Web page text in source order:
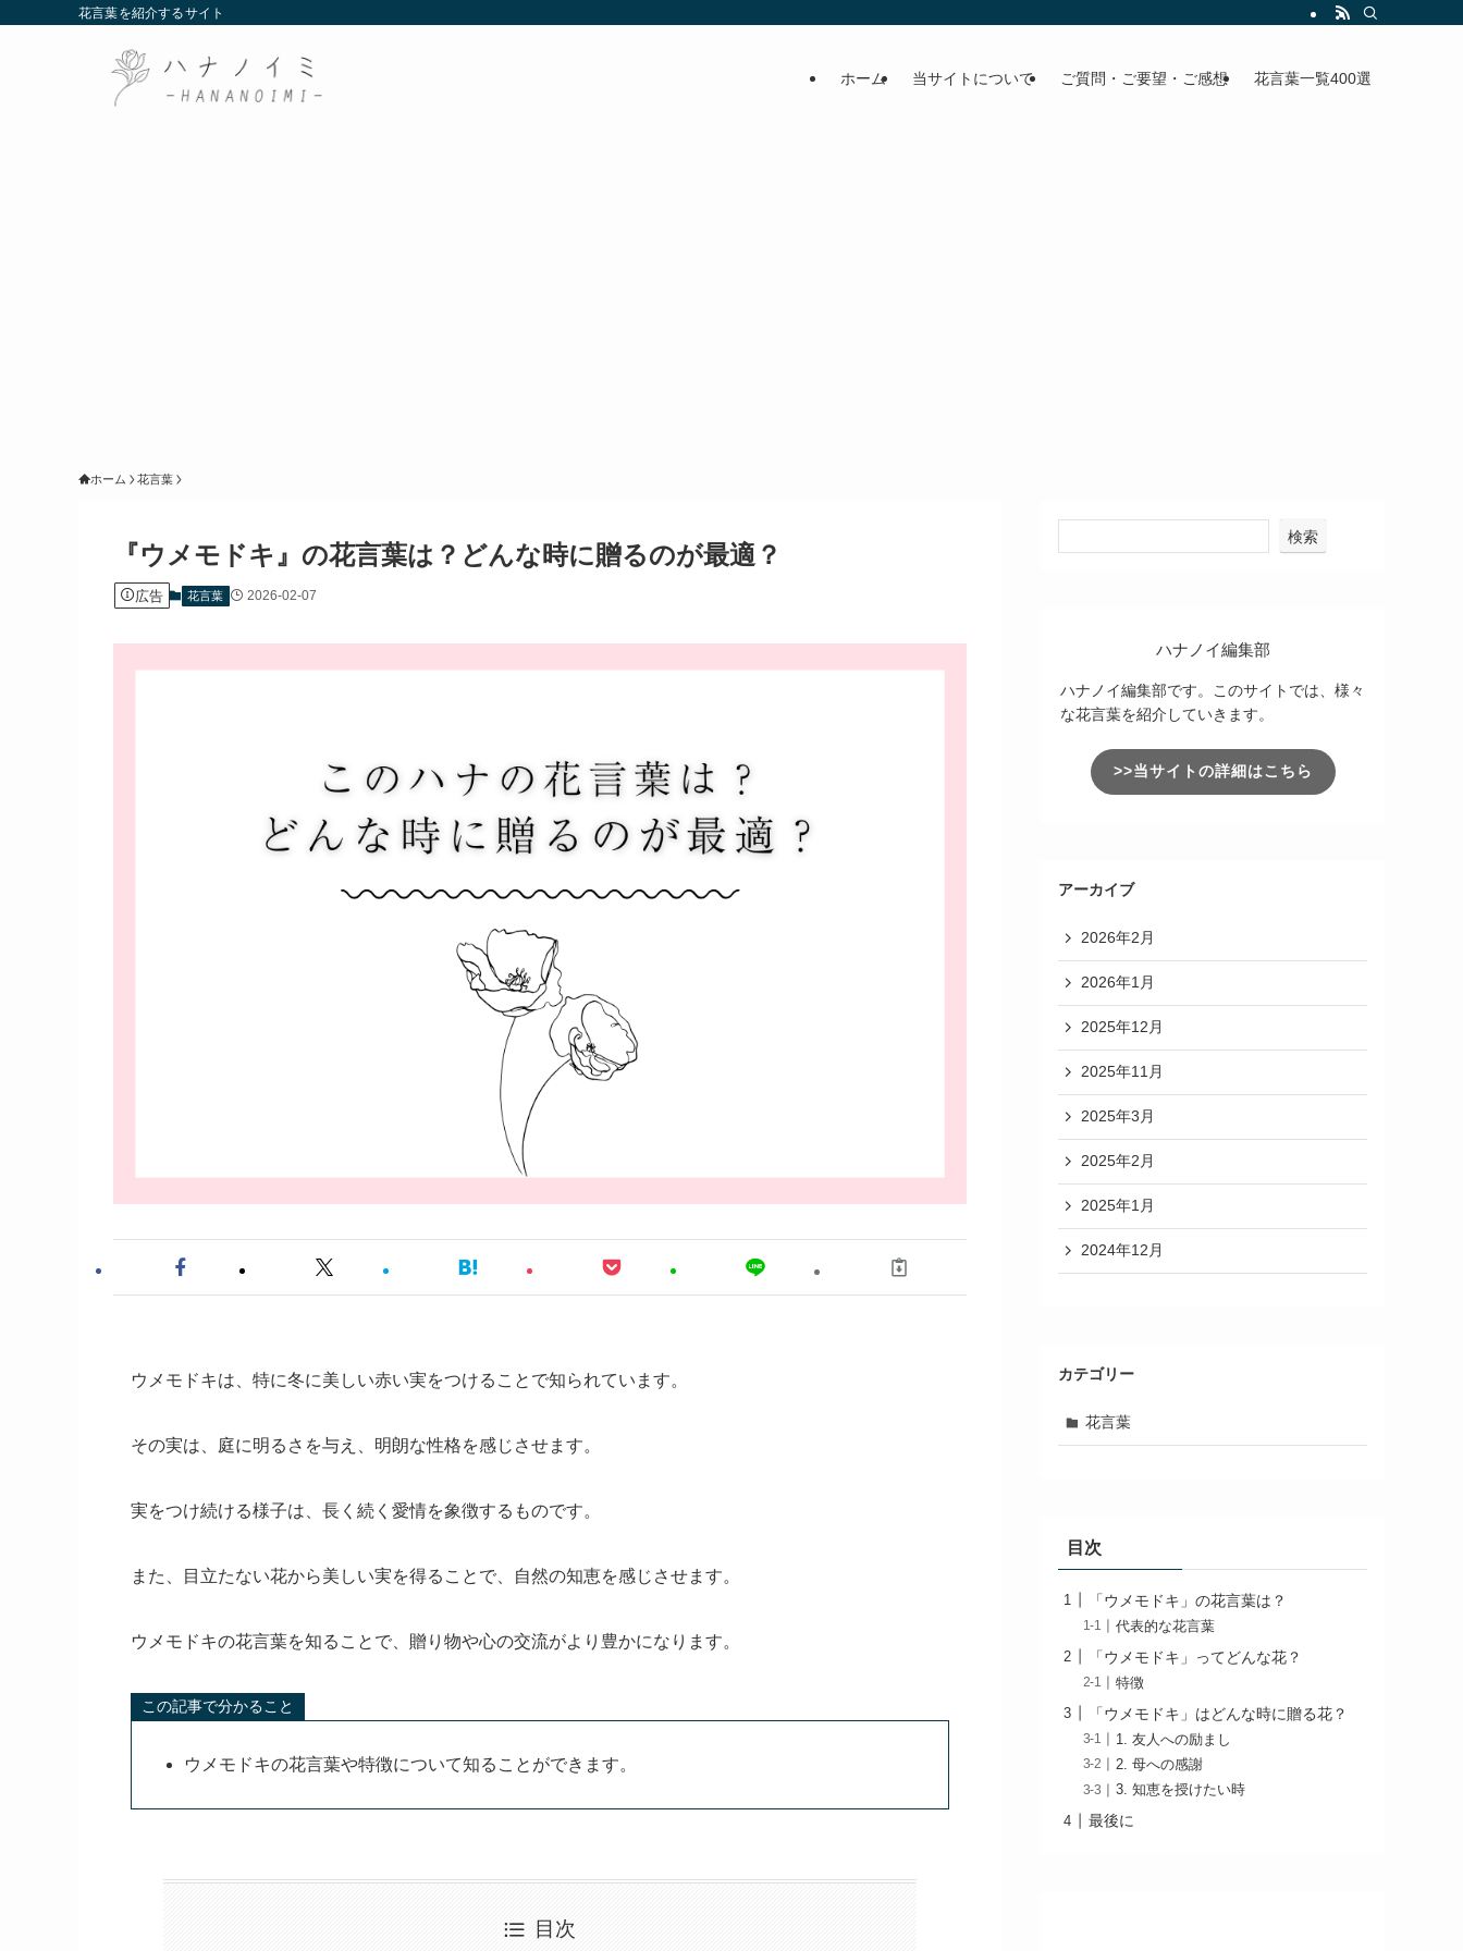
花言葉を紹介するサイト
ホーム 当サイトについて ご質問・ご要望・ご感想 花言葉一覧400選
ホーム 花言葉
『ウメモドキ』の花言葉は？どんな時に贈るのが最適？
広告 花言葉 2026-02-07
ウメモドキは、特に冬に美しい赤い実をつけることで知られています。
その実は、庭に明るさを与え、明朗な性格を感じさせます。
実をつけ続ける様子は、長く続く愛情を象徴するものです。
また、目立たない花から美しい実を得ることで、自然の知恵を感じさせます。
ウメモドキの花言葉を知ることで、贈り物や心の交流がより豊かになります。
この記事で分かること
ウメモドキの花言葉や特徴について知ることができます。
目次
検索
ハナノイ編集部
ハナノイ編集部です。このサイトでは、様々
な花言葉を紹介していきます。
>>当サイトの詳細はこちら
アーカイブ
2026年2月
2026年1月
2025年12月
2025年11月
2025年3月
2025年2月
2025年1月
2024年12月
カテゴリー
花言葉
目次
「ウメモドキ」の花言葉は？
代表的な花言葉
「ウメモドキ」ってどんな花？
特徴
「ウメモドキ」はどんな時に贈る花？
1. 友人への励まし
2. 母への感謝
3. 知恵を授けたい時
最後に